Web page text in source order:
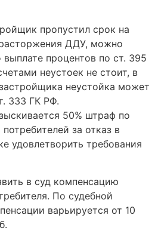
пропустил срок на
ДДУ, можно
выплате процентов по ст. 395
неустоек не стоит, в
неустойка может
333 ГК РФ.
50% штраф по
за отказ в
удовлетворить требования
в суд компенсацию
По судебной
варьируется от 10